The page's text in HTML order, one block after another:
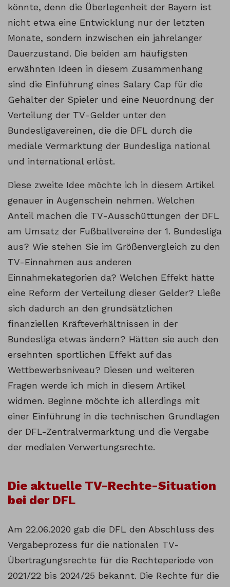
könnte, denn die Überlegenheit der Bayern ist
nicht etwa eine Entwicklung nur der letzten
Monate, sondern inzwischen ein jahrelanger
Dauerzustand. Die beiden am häufigsten
erwähnten Ideen in diesem Zusammenhang
sind die Einführung eines Salary Cap für die
Gehälter der Spieler und eine Neuordnung der
Verteilung der TV-Gelder unter den
Bundesligavereinen, die die DFL durch die
mediale Vermarktung der Bundesliga national
und international erlöst.
Diese zweite Idee möchte ich in diesem Artikel
genauer in Augenschein nehmen. Welchen
Anteil machen die TV-Ausschüttungen der DFL
am Umsatz der Fußballvereine der 1. Bundesliga
aus? Wie stehen Sie im Größenvergleich zu den
TV-Einnahmen aus anderen
Einnahmekategorien da? Welchen Effekt hätte
eine Reform der Verteilung dieser Gelder? Ließe
sich dadurch an den grundsätzlichen
finanziellen Kräfteverhältnissen in der
Bundesliga etwas ändern? Hätten sie auch den
ersehnten sportlichen Effekt auf das
Wettbewerbsniveau? Diesen und weiteren
Fragen werde ich mich in diesem Artikel
widmen. Beginne möchte ich allerdings mit
einer Einführung in die technischen Grundlagen
der DFL-Zentralvermarktung und die Vergabe
der medialen Verwertungsrechte.
Die aktuelle TV-Rechte-Situation
bei der DFL
Am 22.06.2020 gab die DFL den Abschluss des
Vergabeprozess für die nationalen TV-
Übertragungsrechte für die Rechteperiode von
2021/22 bis 2024/25 bekannt. Die Rechte für die